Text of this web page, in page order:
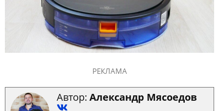
РЕКЛАМА
Автор: Александр Мясоедов